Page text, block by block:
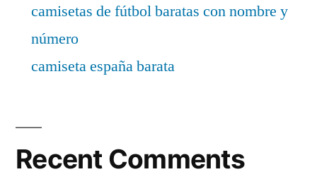
camisetas de fútbol baratas con nombre y
número
camiseta españa barata
Recent Comments